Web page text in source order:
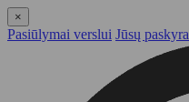
×
Pasiūlymai verslui Jūsų paskyra